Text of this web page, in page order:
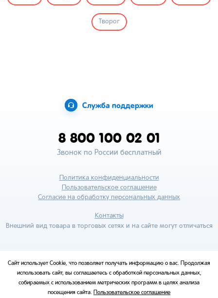
Творог
Служба поддержки
8 800 100 02 01
Звонок по России бесплатный
Политика конфиденциальности
Пользовательское соглашение
Согласие на обработку персональных данных
Контакты
Внешний вид товара в торговых сетях и на сайте могут отличаться
Сайт использует Cookie, что позволяет получать информацию о вас. Продолжая
использовать сайт, вы соглашаетесь с обработкой персональных данных,
собираемых с использованием метрических программ в целях анализа
посещения сайта. Пользовательское соглашение